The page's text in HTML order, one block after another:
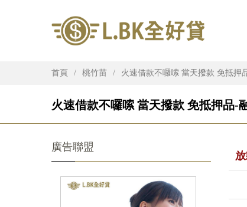
首頁 桃竹苗 火速借款不囉嗦 當天撥款 免抵押
火速借款不囉嗦 當天撥款 免抵押品-
廣告聯盟